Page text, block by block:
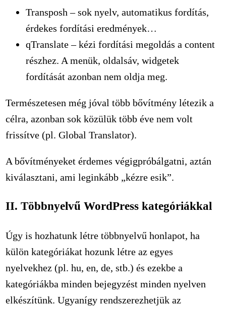
Transposh – sok nyelv, automatikus fordítás,
érdekes fordítási eredmények…
qTranslate – kézi fordítási megoldás a content
részhez. A menük, oldalsáv, widgetek
fordítását azonban nem oldja meg.
Természetesen még jóval több bővítmény létezik a
célra, azonban sok közülük több éve nem volt
frissítve (pl. Global Translator).
A bővítményeket érdemes végigpróbálgatni, aztán
kiválasztani, ami leginkább „kézre esik”.
II. Többnyelvű WordPress kategóriákkal
Úgy is hozhatunk létre többnyelvű honlapot, ha
külön kategóriákat hozunk létre az egyes
nyelvekhez (pl. hu, en, de, stb.) és ezekbe a
kategóriákba minden bejegyzést minden nyelven
elkészítünk. Ugyanígy rendszerezhetjük az